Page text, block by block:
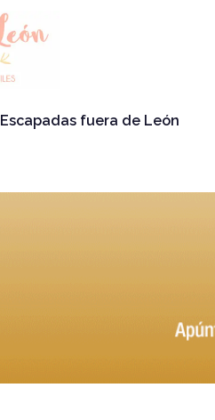
Escapadas fuera de León